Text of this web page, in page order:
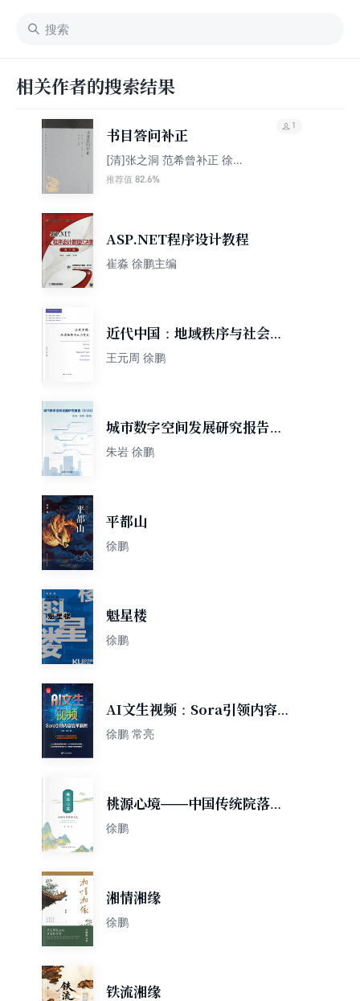
相关作者的搜索结果
书目答问补正
[清]张之洞 范希曾补正 徐鹏
导读
推荐值 82.6%
1
ASP.NET程序设计教程
崔淼 徐鹏主编
近代中国：地域秩序与社会变
迁
王元周 徐鹏
城市数字空间发展研究报告
(2022)
朱岩 徐鹏
平都山
徐鹏
魁星楼
徐鹏
AI文生视频：Sora引领内容
变革浪潮
徐鹏 常亮
桃源心境——中国传统院落文
化
徐鹏
湘情湘缘
徐鹏
铁流湘缘